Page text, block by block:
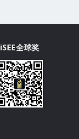
iSEE全球奖